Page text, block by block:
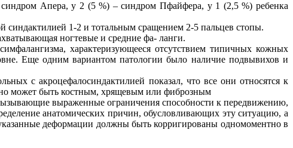
Апера, у 2 (5 %) – синдром Пфайфера, у 1 (2,5 %) ребенка
1-2 и тотальным сращением 2-5 пальцев стопы.
ногтевые и средние фа- ланги.
характеризующееся отсутствием типичных кожных
Еще одним вариантом патологии было наличие подвывихов и
с акроцефалосиндактилией показал, что все они относятся к
может быть костным, хрящевым или фиброзным
выраженные ограничения способности к передвижению,
анатомических причин, обусловливающих эту ситуацию, а
деформации должны быть корригированы одномоментно в